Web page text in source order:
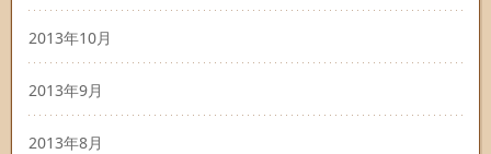
2013年10月
2013年9月
2013年8月